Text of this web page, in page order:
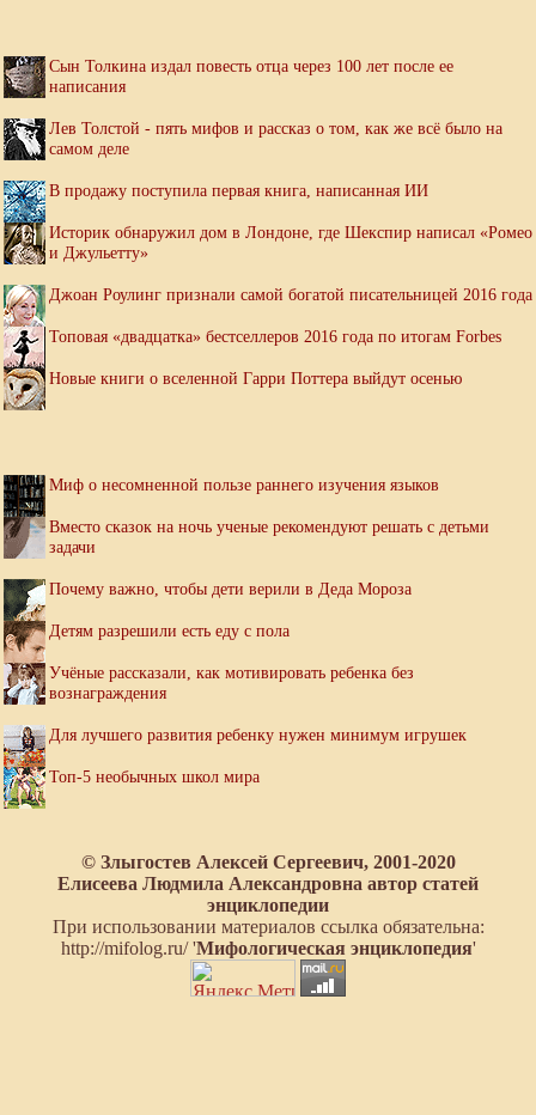
Сын Толкина издал повесть отца через 100 лет после ее
написания
Лев Толстой - пять мифов и рассказ о том, как же всё было на
самом деле
В продажу поступила первая книга, написанная ИИ
Историк обнаружил дом в Лондоне, где Шекспир написал «Ромео
и Джульетту»
Джоан Роулинг признали самой богатой писательницей 2016 года
Топовая «двадцатка» бестселлеров 2016 года по итогам Forbes
Новые книги о вселенной Гарри Поттера выйдут осенью
Миф о несомненной пользе раннего изучения языков
Вместо сказок на ночь ученые рекомендуют решать с детьми
задачи
Почему важно, чтобы дети верили в Деда Мороза
Детям разрешили есть еду с пола
Учёные рассказали, как мотивировать ребенка без
вознаграждения
Для лучшего развития ребенку нужен минимум игрушек
Топ-5 необычных школ мира
© Злыгостев Алексей Сергеевич, 2001-2020
Елисеева Людмила Александровна автор статей
энциклопедии
При использовании материалов ссылка обязательна:
http://mifolog.ru/ 'Мифологическая энциклопедия'